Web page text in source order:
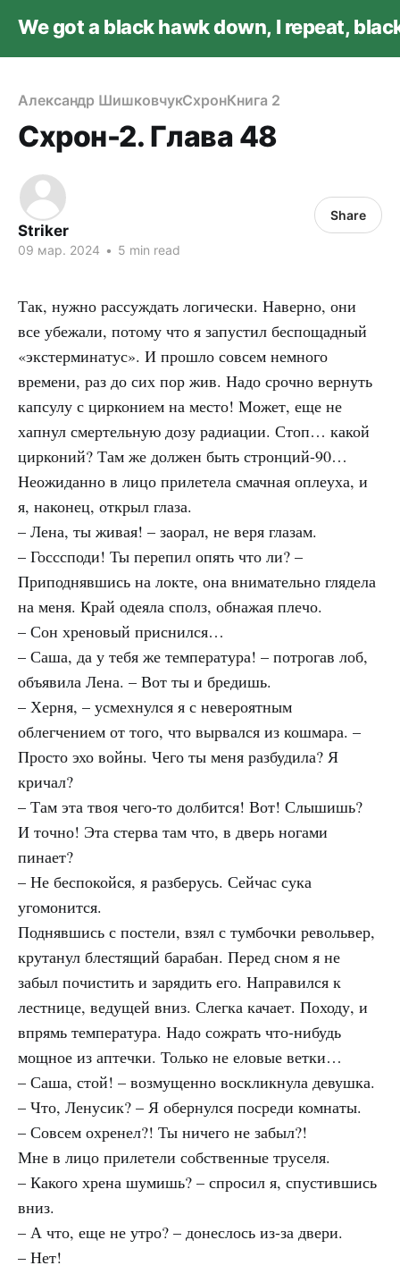
We got a black hawk down, I repeat,
Александр ШишковчукСхронКнига 2
Схрон-2. Глава 48
Striker
09 мар. 2024 • 5 min read
Share
Так, нужно рассуждать логически. Наверно, они
все убежали, потому что я запустил беспощадный
«экстерминатус». И прошло совсем немного
времени, раз до сих пор жив. Надо срочно вернуть
капсулу с цирконием на место! Может, еще не
хапнул смертельную дозу радиации. Стоп… какой
цирконий? Там же должен быть стронций-90…
Неожиданно в лицо прилетела смачная оплеуха, и
я, наконец, открыл глаза.
– Лена, ты живая! – заорал, не веря глазам.
– Госссподи! Ты перепил опять что ли? –
Приподнявшись на локте, она внимательно глядела
на меня. Край одеяла сполз, обнажая плечо.
– Сон хреновый приснился…
– Саша, да у тебя же температура! – потрогав лоб,
объявила Лена. – Вот ты и бредишь.
– Херня, – усмехнулся я с невероятным
облегчением от того, что вырвался из кошмара. –
Просто эхо войны. Чего ты меня разбудила? Я
кричал?
– Там эта твоя чего-то долбится! Вот! Слышишь?
И точно! Эта стерва там что, в дверь ногами
пинает?
– Не беспокойся, я разберусь. Сейчас сука
угомонится.
Поднявшись с постели, взял с тумбочки револьвер,
крутанул блестящий барабан. Перед сном я не
забыл почистить и зарядить его. Направился к
лестнице, ведущей вниз. Слегка качает. Походу, и
впрямь температура. Надо сожрать что-нибудь
мощное из аптечки. Только не еловые ветки…
– Саша, стой! – возмущенно воскликнула девушка.
– Что, Ленусик? – Я обернулся посреди комнаты.
– Совсем охренел?! Ты ничего не забыл?!
Мне в лицо прилетели собственные труселя.
– Какого хрена шумишь? – спросил я, спустившись
вниз.
– А что, еще не утро? – донеслось из-за двери.
– Нет!